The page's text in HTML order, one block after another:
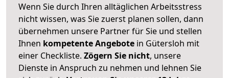
Wenn Sie durch Ihren alltäglichen Arbeitsstress
nicht wissen, was Sie zuerst planen sollen, dann
übernehmen unsere Partner für Sie und stellen
Ihnen kompetente Angebote in Gütersloh mit
einer Checkliste. Zögern Sie nicht, unsere
Dienste in Anspruch zu nehmen und lehnen Sie